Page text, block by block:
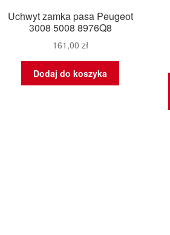
Uchwyt zamka pasa Peugeot
3008 5008 8976Q8
161,00 zł
Dodaj do koszyka